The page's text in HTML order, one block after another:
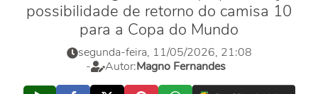
possibilidade de retorno do camisa 10
para a Copa do Mundo
segunda-feira, 11/05/2026, 21:08
-
Autor:Magno Fernandes